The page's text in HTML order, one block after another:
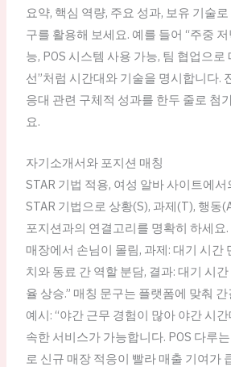
요약, 핵심 역량, 주요 성과, 보유 기술
구를 활용해 보세요. 예를 들어 “주중
능, POS 시스템 사용 가능, 팀 협업으로
선”처럼 시간대와 기술을 명시합니다.
응대 관련 구체적 성과를 한두 줄로 첨
요.
자기소개서와 포지션 매칭
STAR 기법 적용, 여성 알바 사이트에서
STAR 기법으로 상황(S), 과제(T), 행동
포지션과의 연결고리를 명확히 하세요.
매장에서 손님이 몰림, 과제: 대기 시간
치와 동료 간 역할 분담, 결과: 대기 시
율 상승.” 매칭 문구는 플랫폼에 맞춰
예시: “야간 근무 경험이 많아 야간 시
속한 서비스가 가능합니다. POS 다루
로 신규 매장 적응이 빨라 매출 기여가